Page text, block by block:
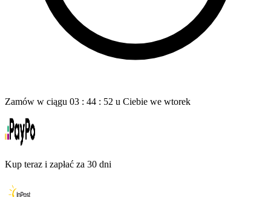
Zamów w ciągu 03 : 44 : 51 u Ciebie we wtorek
Kup teraz i zapłać za 30 dni